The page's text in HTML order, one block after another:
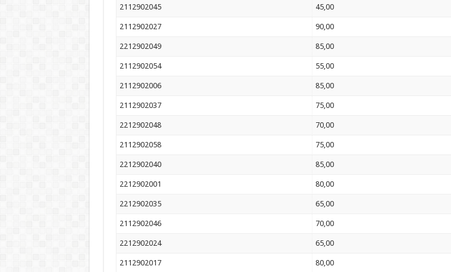
2112902045 45,00
2112902027 90,00
2212902049 85,00
2112902054 55,00
2112902006 85,00
2112902037 75,00
2212902048 70,00
2112902058 75,00
2212902040 85,00
2212902001 80,00
2212902035 65,00
2112902046 70,00
2212902024 65,00
2112902017 80,00